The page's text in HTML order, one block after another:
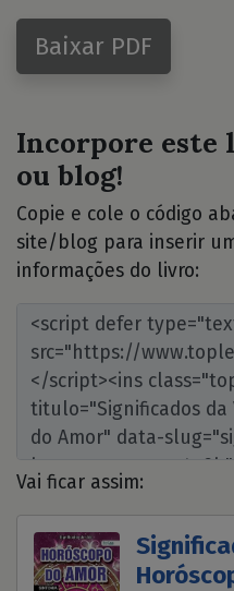
Baixar PDF
Incorpore este
ou blog!
Copie e cole o código
site/blog para inserir
informações do livro:
Vai ficar assim: